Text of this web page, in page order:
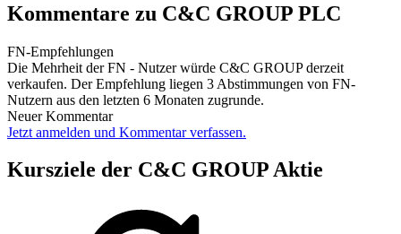
Kommentare zu C&C GROUP PLC
FN-Empfehlungen
Die Mehrheit der FN - Nutzer würde C&C GROUP derzeit
verkaufen. Der Empfehlung liegen 3 Abstimmungen von FN-
Nutzern aus den letzten 6 Monaten zugrunde.
Neuer Kommentar
Jetzt anmelden und Kommentar verfassen.
Kursziele der C&C GROUP Aktie